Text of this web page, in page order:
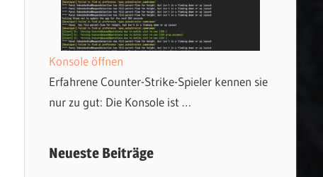
Konsole öffnen
Erfahrene Counter-Strike-Spieler kennen sie
nur zu gut: Die Konsole ist …
Neueste Beiträge